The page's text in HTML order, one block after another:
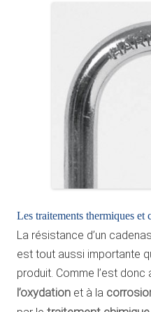
Les traitements thermiques et
La résistance d’un
est tout aussi importante
produit. Comme l’est donc
l’oxydation et à la